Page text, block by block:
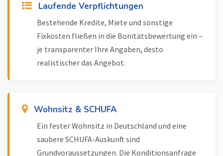
Laufende Verpflichtungen
Bestehende Kredite, Miete und sonstige
Fixkosten fließen in die Bonitätsbewertung ein –
je transparenter Ihre Angaben, desto
realistischer das Angebot.
Wohnsitz & SCHUFA
Ein fester Wohnsitz in Deutschland und eine
saubere SCHUFA-Auskunft sind
Grundvoraussetzungen. Die Konditionsanfrage